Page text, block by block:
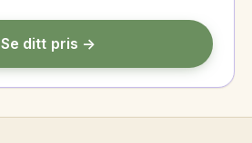
Se ditt pris →